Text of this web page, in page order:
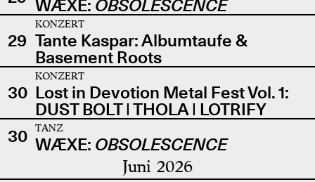
WÆXE: OBSOLESCENCE
29
KONZERT
Tante Kaspar: Albumtaufe &
Basement Roots
30
KONZERT
Lost in Devotion Metal Fest Vol. 1:
DUST BOLT | THOLA | LOTRIFY
30
TANZ
WÆXE: OBSOLESCENCE
Juni 2026